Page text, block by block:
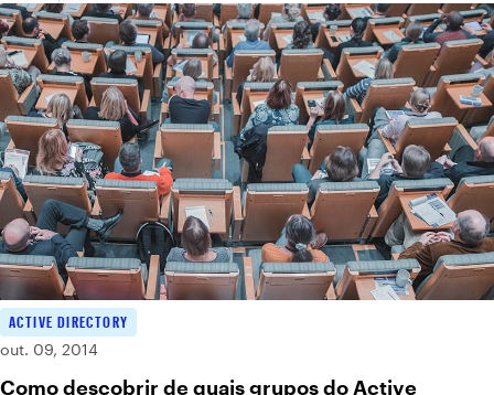
ACTIVE DIRECTORY
out. 09, 2014
Como descobrir de quais grupos do Active